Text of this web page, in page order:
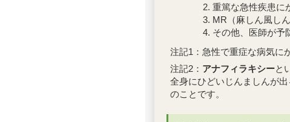
重篤な急性疾患に
MR（麻しん風し
その他、医師が予
注記1：急性で重症な病気に
注記2： アナフィラキシーと
全身にひどいじんましんが
のことです。